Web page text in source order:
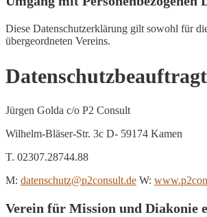
Diese Datenschutzerklärung gilt sowohl für
übergeordneten Vereins.
Jürgen Golda c/o P2 Consult
Wilhelm-Bläser-Str. 3c D- 59174 Kamen
T. 02307.28744.88
M: datenschutz@p2consult.de W:
Verein für Mission und Diakonie